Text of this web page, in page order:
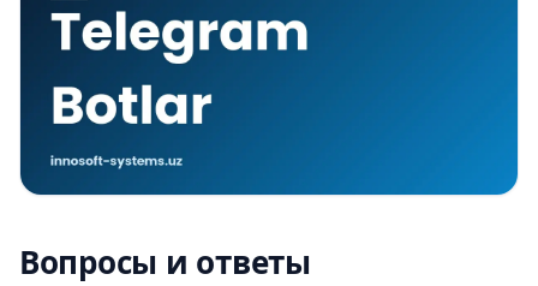
Вопросы и ответы